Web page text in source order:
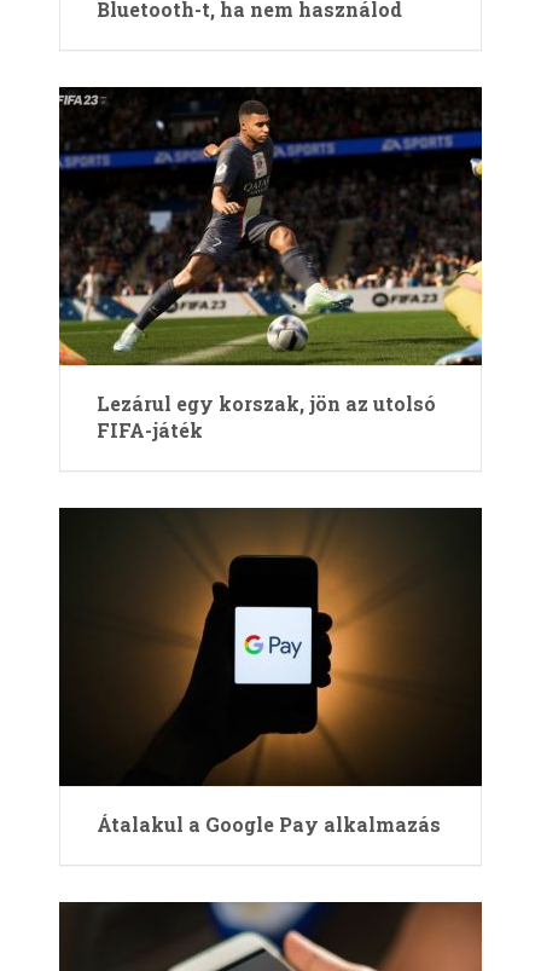
Bluetooth-t, ha nem használod
Lezárul egy korszak, jön az utolsó
FIFA-játék
Átalakul a Google Pay alkalmazás